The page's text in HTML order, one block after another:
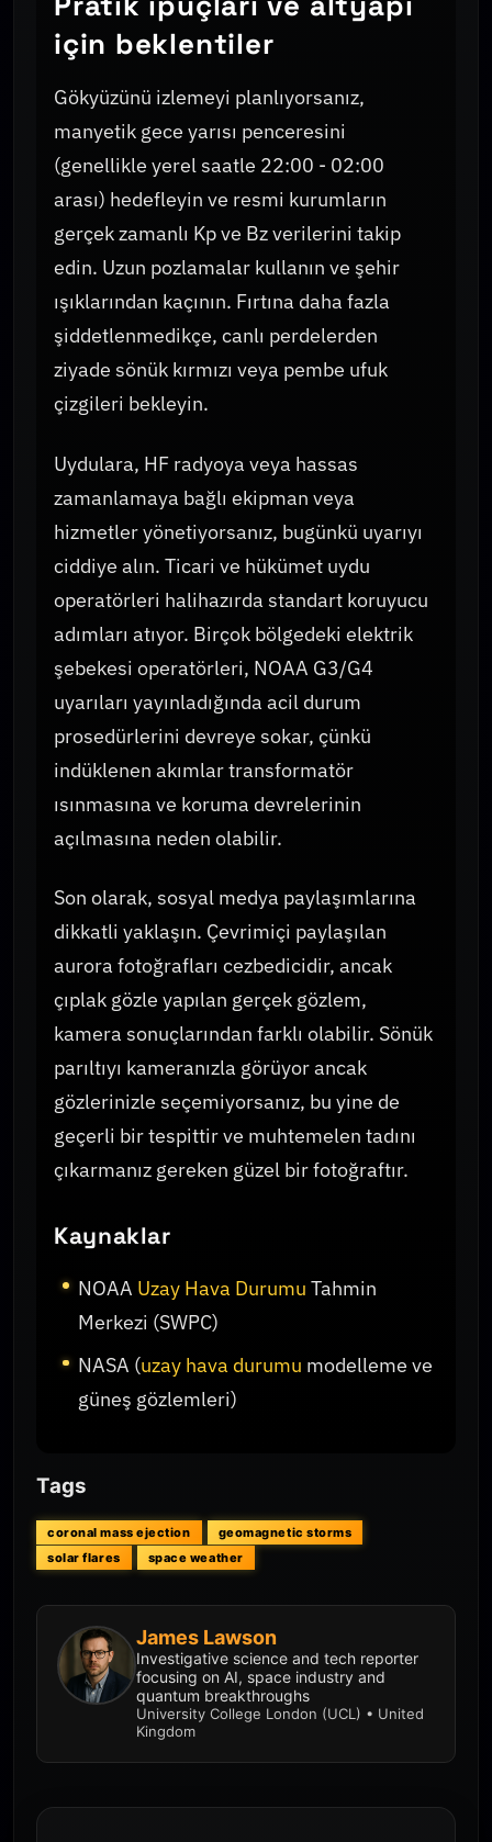
için beklentiler
Gökyüzünü izlemeyi planlıyorsanız,
manyetik gece yarısı penceresini
(genellikle yerel saatle 22:00 - 02:00
arası) hedefleyin ve resmi kurumların
gerçek zamanlı Kp ve Bz verilerini takip
edin. Uzun pozlamalar kullanın ve şehir
ışıklarından kaçının. Fırtına daha fazla
şiddetlenmedikçe, canlı perdelerden
ziyade sönük kırmızı veya pembe ufuk
çizgileri bekleyin.
Uydulara, HF radyoya veya hassas
zamanlamaya bağlı ekipman veya
hizmetler yönetiyorsanız, bugünkü uyarıyı
ciddiye alın. Ticari ve hükümet uydu
operatörleri halihazırda standart koruyucu
adımları atıyor. Birçok bölgedeki elektrik
şebekesi operatörleri, NOAA G3/G4
uyarıları yayınladığında acil durum
prosedürlerini devreye sokar, çünkü
indüklenen akımlar transformatör
ısınmasına ve koruma devrelerinin
açılmasına neden olabilir.
Son olarak, sosyal medya paylaşımlarına
dikkatli yaklaşın. Çevrimiçi paylaşılan
aurora fotoğrafları cezbedicidir, ancak
çıplak gözle yapılan gerçek gözlem,
kamera sonuçlarından farklı olabilir. Sönük
parıltıyı kameranızla görüyor ancak
gözlerinizle seçemiyorsanız, bu yine de
geçerli bir tespittir ve muhtemelen tadını
çıkarmanız gereken güzel bir fotoğraftır.
Kaynaklar
NOAA Uzay Hava Durumu Tahmin
Merkezi (SWPC)
NASA (uzay hava durumu modelleme ve
güneş gözlemleri)
Tags
coronal mass ejection
geomagnetic storms
solar flares
space weather
James Lawson
Investigative science and tech reporter
focusing on AI, space industry and
quantum breakthroughs
University College London (UCL) • United
Kingdom